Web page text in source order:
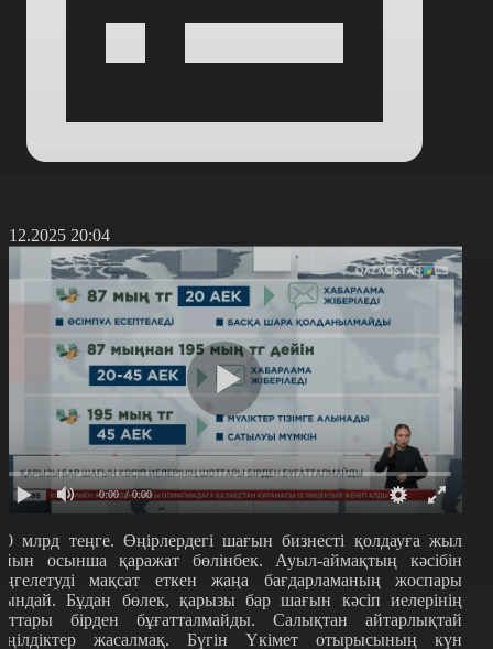
20:04
0:00 / 0:00
млрд теңге. Өңірлердегі шағын бизнесті қолдауға жыл
осынша қаражат бөлінбек. Ауыл-аймақтың кәсібін
мақсат еткен жаңа бағдарламаның жоспары
Бұдан бөлек, қарызы бар шағын кәсіп иелерінің
бірден бұғатталмайды. Салықтан айтарлықтай
жасалмақ. Бүгін Үкімет отырысының күн